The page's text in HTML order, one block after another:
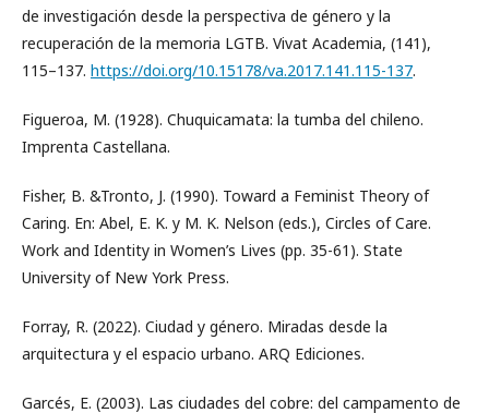
de investigación desde la perspectiva de género y la
recuperación de la memoria LGTB. Vivat Academia, (141),
115–137. https://doi.org/10.15178/va.2017.141.115-137.
Figueroa, M. (1928). Chuquicamata: la tumba del chileno.
Imprenta Castellana.
Fisher, B. &Tronto, J. (1990). Toward a Feminist Theory of
Caring. En: Abel, E. K. y M. K. Nelson (eds.), Circles of Care.
Work and Identity in Women’s Lives (pp. 35-61). State
University of New York Press.
Forray, R. (2022). Ciudad y género. Miradas desde la
arquitectura y el espacio urbano. ARQ Ediciones.
Garcés, E. (2003). Las ciudades del cobre: del campamento de